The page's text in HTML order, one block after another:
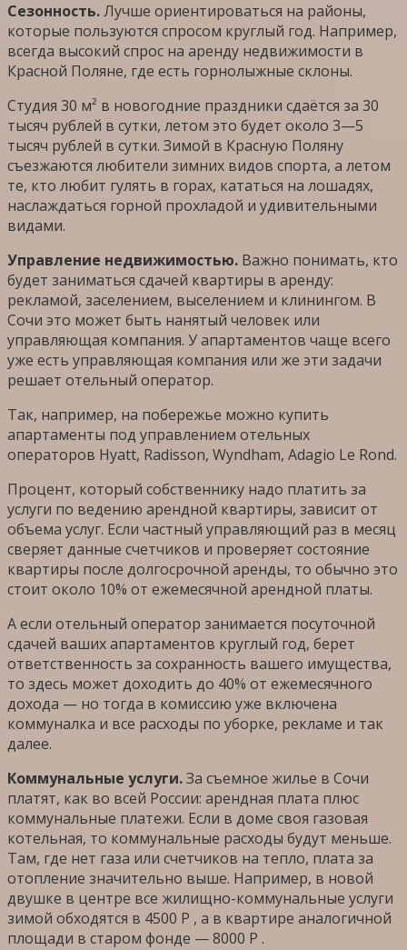
Сезонность.Лучше ориентироваться на районы,
которые пользуются спросом круглый год. Например,
всегда высокий спрос на аренду недвижимости в
Красной Поляне, где есть горнолыжные склоны.
Студия 30 м² в новогодние праздники сдаётся за 30
тысяч рублей в сутки, летом это будет около 3—5
тысяч рублей в сутки. Зимой в Красную Поляну
съезжаются любители зимних видов спорта, а летом
те, кто любит гулять в горах, кататься на лошадях,
наслаждаться горной прохладой и удивительными
видами.
Управление недвижимостью. Важно понимать, кто
будет заниматься сдачей квартиры в аренду:
рекламой, заселением, выселением и клинингом. В
Сочи это может быть нанятый человек или
управляющая компания. У апартаментов чаще всего
уже есть управляющая компания или же эти задачи
решает отельный оператор.
Так, например, на побережье можно купить
апартаменты под управлением отельных
операторов Hyatt, Radisson, Wyndham, Adagio Le Rond.
Процент, который собственнику надо платить за
услуги по ведению арендной квартиры, зависит от
объема услуг. Если частный управляющий раз в месяц
сверяет данные счетчиков и проверяет состояние
квартиры после долгосрочной аренды, то обычно это
стоит около 10% от ежемесячной арендной платы.
А если отельный оператор занимается посуточной
сдачей ваших апартаментов круглый год, берет
ответственность за сохранность вашего имущества,
то здесь может доходить до 40% от ежемесячного
дохода — но тогда в комиссию уже включена
коммуналка и все расходы по уборке, рекламе и так
далее.
Коммунальные услуги.За съемное жилье в Сочи
платят, как во всей России: арендная плата плюс
коммунальные платежи. Если в доме своя газовая
котельная, то коммунальные расходы будут меньше.
Там, где нет газа или счетчиков на тепло, плата за
отопление значительно выше. Например, в новой
двушке в центре все жилищно-коммунальные услуги
зимой обходятся в 4500 Р , а в квартире аналогичной
площади в старом фонде — 8000 Р .